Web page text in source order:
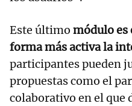
Este último módulo es
forma más activa la
participantes pueden
propuestas como el
colaborativo en el que